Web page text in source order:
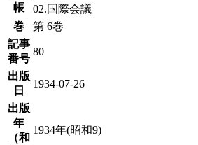
帳
02.国際会議
巻
第 6巻
記事
番号
80
出版
日
1934-07-26
出版
年
（和
1934年(昭和9)